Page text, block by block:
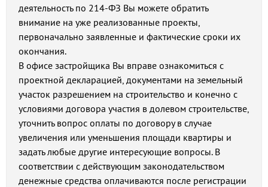
деятельность по 214-ФЗ Вы можете обратить
внимание на уже реализованные проекты,
первоначально заявленные и фактические сроки их
окончания.
В офисе застройщика Вы вправе ознакомиться с
проектной декларацией, документами на земельный
участок разрешением на строительство и конечно с
условиями договора участия в долевом строительстве,
уточнить вопрос оплаты по договору в случае
увеличения или уменьшения площади квартиры и
задать любые другие интересующие вопросы. В
соответствии с действующим законодательством
денежные средства оплачиваются после регистрации